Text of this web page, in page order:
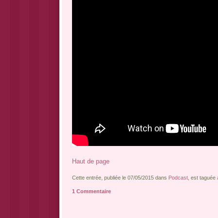
Haut de page
Cette entrée, publiée le 07/05/2015 dans Podcast, est taguée
1 Commentaire